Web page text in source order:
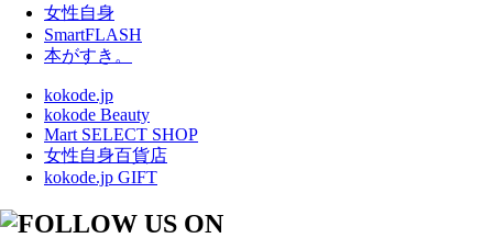
女性自身
SmartFLASH
本がすき。
kokode.jp
kokode Beauty
Mart SELECT SHOP
女性自身百貨店
kokode.jp GIFT